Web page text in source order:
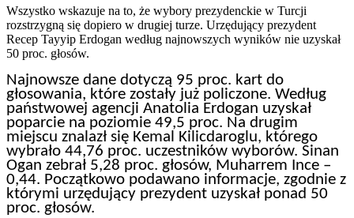
Wszystko wskazuje na to, że wybory prezydenckie w Turcji
rozstrzygną się dopiero w drugiej turze. Urzędujący prezydent
Recep Tayyip Erdogan według najnowszych wyników nie uzyskał
50 proc. głosów.
Najnowsze dane dotyczą 95 proc. kart do
głosowania, które zostały już policzone. Według
państwowej agencji Anatolia Erdogan uzyskał
poparcie na poziomie 49,5 proc. Na drugim
miejscu znalazł się Kemal Kilicdaroglu, którego
wybrało 44,76 proc. uczestników wyborów. Sinan
Ogan zebrał 5,28 proc. głosów, Muharrem Ince –
0,44. Początkowo podawano informacje, zgodnie z
którymi urzędujący prezydent uzyskał ponad 50
proc. głosów.